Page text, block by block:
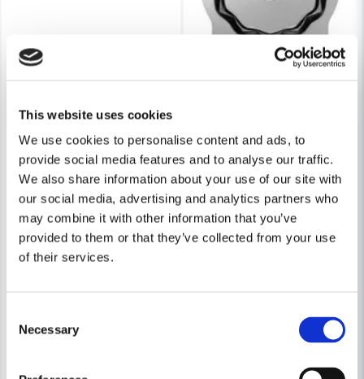
This website uses cookies
We use cookies to personalise content and ads, to
provide social media features and to analyse our traffic.
We also share information about your use of our site with
our social media, advertising and analytics partners who
may combine it with other information that you’ve
provided to them or that they’ve collected from your use
of their services.
Selection
Necessary